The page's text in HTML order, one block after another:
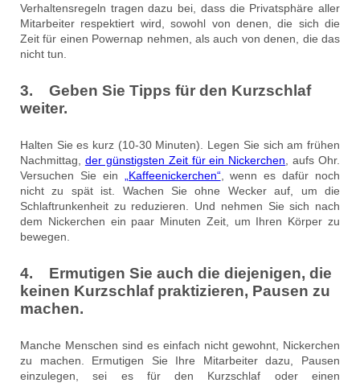
Verhaltensregeln tragen dazu bei, dass die Privatsphäre aller
Mitarbeiter respektiert wird, sowohl von denen, die sich die
Zeit für einen Powernap nehmen, als auch von denen, die das
nicht tun.
3. Geben Sie Tipps für den Kurzschlaf
weiter.
Halten Sie es kurz (10-30 Minuten). Legen Sie sich am frühen
Nachmittag, der günstigsten Zeit für ein Nickerchen , aufs Ohr.
Versuchen Sie ein
„Kaffeenickerchen“, wenn es dafür noch
nicht zu spät ist. Wachen Sie ohne Wecker auf, um die
Schlaftrunkenheit zu reduzieren. Und nehmen Sie sich nach
dem Nickerchen ein paar Minuten Zeit, um Ihren Körper zu
bewegen.
4. Ermutigen Sie auch die diejenigen, die
keinen Kurzschlaf praktizieren, Pausen zu
machen.
Manche Menschen sind es einfach nicht gewohnt, Nickerchen
zu machen. Ermutigen Sie Ihre Mitarbeiter dazu, Pausen
einzulegen, sei es für den Kurzschlaf oder einen